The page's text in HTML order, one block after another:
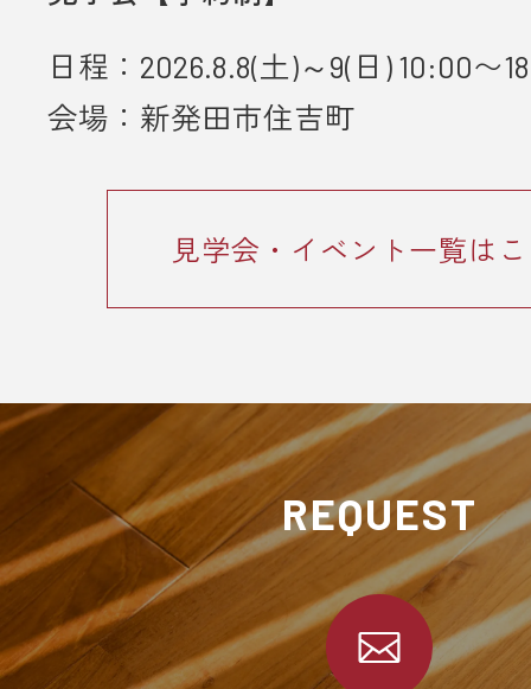
■ 個人情報の取り扱いについて
・ご入力いただきました情報は「
日程：2026.8.8(土)～9(日) 10:00〜
会場：新発田市住吉町
見学会・イベント一覧は
REQUEST